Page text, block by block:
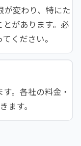
変わり、特にた
があります。必
ください。
。各社の料金・
ます。